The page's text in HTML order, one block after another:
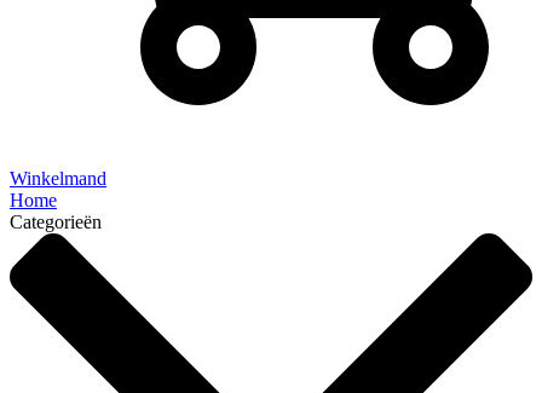
Winkelmand
Home
Categorieën